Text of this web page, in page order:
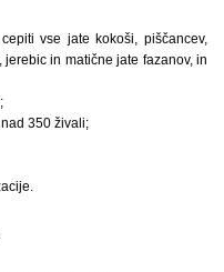
vse jate kokoši, piščancev,
in matične jate fazanov, in
350 živali;